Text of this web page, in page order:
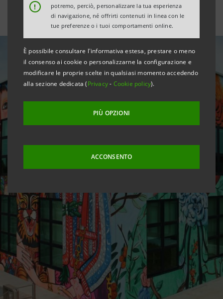
!
potremo, perciò, personalizzare la tua esperienza
di navigazione, né offrirti contenuti in linea con le
tue preferenze o i tuoi comportamenti online.
È possibile consultare l'informativa estesa, prestare o meno
il consenso ai cookie o personalizzarne la configurazione e
modificare le proprie scelte in qualsiasi momento accedendo
alla sezione dedicata (Privacy- Cookie policy).
PIÙ OPZIONI
ACCONSENTO